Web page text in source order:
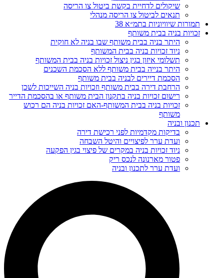
שיקולים לדחיית בקשת ביטול צו הריסה
תנאים לביטול צו הריסה מנהלי
תמורות שיוויוניות בתמ״א 38
זכויות בניה בבית משותף
היתר בניה בבית משותף שבו בניה לא חוקית
ניוד זכויות בניה בבית המשותף
תשלומי איזון בגין ניצול זכויות בניה בבית המשותף
היתר בנייה בבית משותף ללא הסכמת השכנים
הסכמת דיירים לבניה בבית משותף
הרחבת דירה בבית משותף וזכויות בניה השייכות לשכן
רישום זכויות בניה בתקנון הבית משותף או בהסכמת הדייר
זכויות בניה בבית המשותף-האם זכויות בניה הם רכוש
משותף
תכנון ובניה
בדיקות מקדמיות לפני רכישת דירה
ועדת ערר לפיצויים והיטל השבחה
ניוד זכויות בניה במקרים של פיצוי בגין הפקעה
פטור מארנונה לנכס ריק
ועדת ערר לתכנון ובניה